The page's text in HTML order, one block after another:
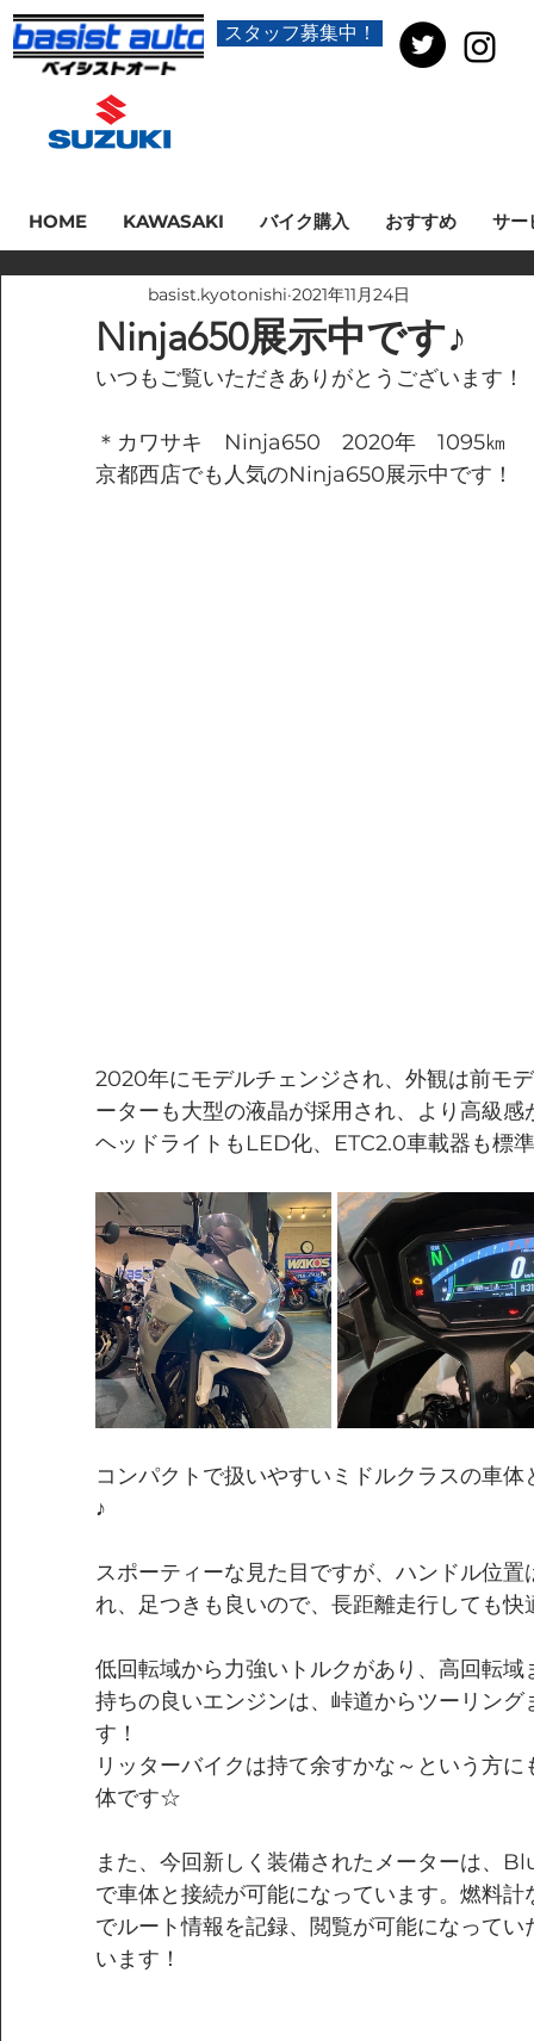
スタッフ募集中！
HOME KAWASAKI バイク購入 おすすめ サー
Ninja650展示中です♪
basist.kyotonishi 2021年11月24日
いつもご覧いただきありがとうございます！
＊カワサキ　Ninja650　2020年　1095㎞
京都西店でも人気のNinja650展示中です！
2020年にモデルチェンジされ、外観は前モ
ーターも大型の液晶が採用され、より高級
ヘッドライトもLED化、ETC2.0車載器も標
コンパクトで扱いやすいミドルクラスの車
♪
スポーティーな見た目ですが、ハンドル位
れ、足つきも良いので、長距離走行しても
低回転域から力強いトルクがあり、高回転
持ちの良いエンジンは、峠道からツーリン
す！
リッターバイクは持て余すかな～という方
体です☆
また、今回新しく装備されたメーターは、
で車体と接続が可能になっています。燃料
でルート情報を記録、閲覧が可能になって
います！